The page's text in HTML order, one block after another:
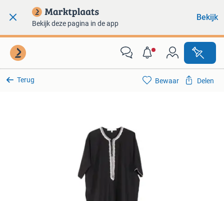
Bekijk deze pagina in de app
Bekijk
Terug Bewaar Delen